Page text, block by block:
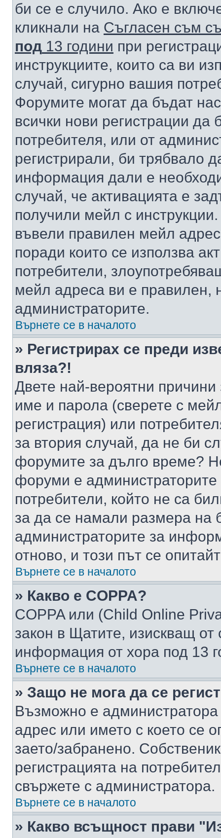
би се е случило. Ако е
кликнали на Съгласен съм
под 13 години при
инструкциите, които са ви
случай, сигурно вашия
Форумите могат да бъдат
всички нови регистрации да
потребителя, или от
регистрирали, би трябвало
информация дали е
случай, че активацията е
получили мейл с
въвели правилен мейл
поради които се използва
потребители,
мейл адреса ви е правилен,
администраторите.
Върнете се в началото
» Регистрирах се преди
вляза?!
Двете най-вероятни
име и парола (сверете с
регистрация) или
за втория случай, да не би
форумите за дълго време?
форуми е администраторите
потребители, който не са
за да се намали размера на
администраторите за
отново, и този път се
Върнете се в началото
» Какво е COPPA?
COPPA или (Child Online
закон в Щатите, изискващ от
информация от хора под 13
Върнете се в началото
» Защо не мога да се
Възможно е
адрес или името с което се
заето/забранено.
регистрацията на
свържете с администратора.
Върнете се в началото
» Какво всъщност прави